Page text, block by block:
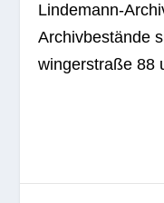
Lin­de­mann-
Archiv­be­stände
win­ger­straße 88